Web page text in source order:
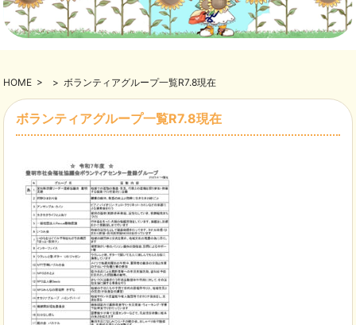
HOME > > ボランティアグループ一覧R7.8現在
ボランティアグループ一覧R7.8現在